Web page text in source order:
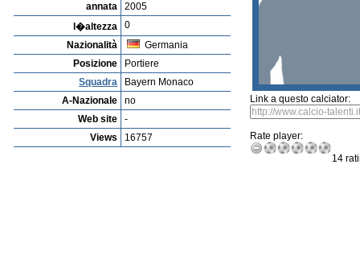
annata
2005
l�altezza
0
Nazionalità
Germania
Posizione
Portiere
Squadra
Bayern Monaco
A-Nazionale
no
Web site
-
Views
16757
Link a questo calciator:
Rate player:
14